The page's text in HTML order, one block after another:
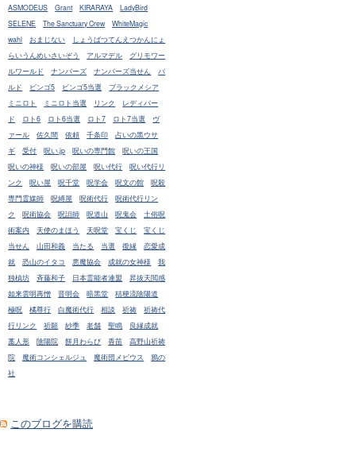
ASMODEUS Grant KIRARAYA
LadyBird
SELENE
The Sanctuary Crew
WhiteMagic
wahl
おまじない
しょうばつてんえつかんにょ
らいうんめいさいぞう
アルマデル
グリモワー
ルワールド
ナンバーズ ナンバーズ当せん
バ
ルド
ビンゴ5 ビンゴ5当選
ブラックメシア
ミニロト
ミニロト当選 リンク
レディバー
ド
ロト6 ロト6当選 ロト7 ロト7当選
ヴ
ァール
佐久間 依頼 千条印
占いの黒ウサ
ギ
受付 呪い.jp 呪いの専門館
呪いの王国
呪いの神様
呪いの部屋 呪い代行
呪い代行リ
ンク
呪い屋 呪千堂 呪学会 呪文の館
呪殺
専門霊媒師
呪縛屋 呪術代行
呪術代行リン
ク
呪術協会 呪詛師 呪道山 呪鬼会
土俗呪
術案内
天使のまほう 天呪堂 宝くじ
宝くじ
当せん
山田和義 当たる 当選 復縁
恋愛成
就
恐山のイタコ 悪魔協会 成就の女神様
我
独槙坊
斉藤和子 日本霊能者連盟
昇抜天閲感
如来雲明再憎
晋明会 暗黒堂
桔梗流陰陽道
極呪
橘尊行 白魔術代行 相談 祈祷
祈祷代
行リンク
祈願 紗季 老舗 聖鳴
良縁成就
藁人形
陰陽院 餅月わらび 香苗
高野山祈祷
院
魔術コンシェルジュ 魔術団メビウス
鴉の
社
このブログを購読